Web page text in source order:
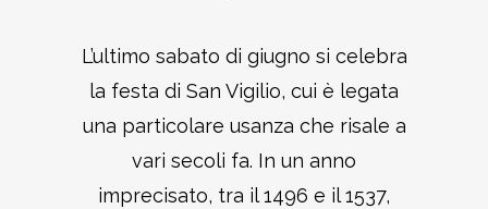
L’ultimo sabato di giugno si celebra
la festa di San Vigilio, cui è legata
una particolare usanza che risale a
vari secoli fa. In un anno
imprecisato, tra il 1496 e il 1537,